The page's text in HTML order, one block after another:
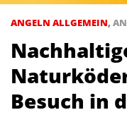
ANGELN ALLGEMEIN,
Besuch in